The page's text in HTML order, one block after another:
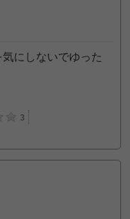
にしないでゆった
3